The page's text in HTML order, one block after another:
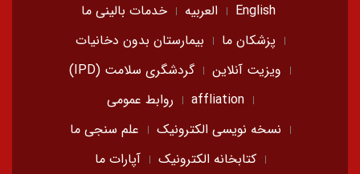
English العربیه
خدمات بالینی ما
پزشکان ما
بیمارستان بدون دخانیات
ویزیت آنلاین
گردشگری سلامت (IPD)
affliation
روابط عمومی
نسخه نویسی الکترونیک
علم سنجی ما
کتابخانه الکترونیک
آپارات ما